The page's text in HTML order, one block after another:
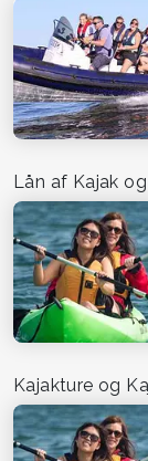
Lån af Kajak
Kajakture og